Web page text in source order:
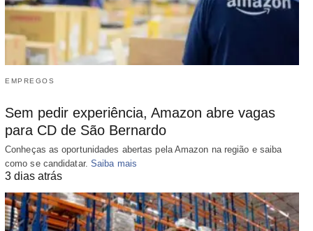
EMPREGOS
Sem pedir experiência, Amazon abre vagas
para CD de São Bernardo
Conheças as oportunidades abertas pela Amazon na região e saiba
como se candidatar. Saiba mais
3 dias atrás